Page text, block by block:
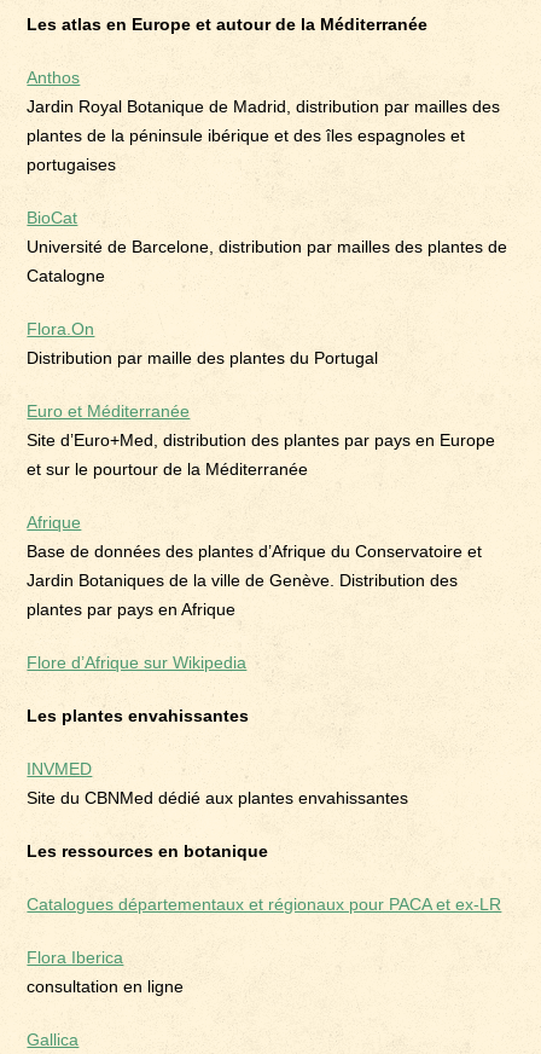
Les atlas en Europe et autour de la Méditerranée
Anthos
Jardin Royal Botanique de Madrid, distribution par mailles des
plantes de la péninsule ibérique et des îles espagnoles et
portugaises
BioCat
Université de Barcelone, distribution par mailles des plantes de
Catalogne
Flora.On
Distribution par maille des plantes du Portugal
Euro et Méditerranée
Site d’Euro+Med, distribution des plantes par pays en Europe
et sur le pourtour de la Méditerranée
Afrique
Base de données des plantes d’Afrique du Conservatoire et
Jardin Botaniques de la ville de Genève. Distribution des
plantes par pays en Afrique
Flore d’Afrique sur Wikipedia
Les plantes envahissantes
INVMED
Site du CBNMed dédié aux plantes envahissantes
Les ressources en botanique
Catalogues départementaux et régionaux pour PACA et ex-LR
Flora Iberica
consultation en ligne
Gallica